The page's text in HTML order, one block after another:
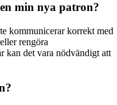
min nya patron?
kommunicerar korrekt med
rengöra
kan det vara nödvändigt att